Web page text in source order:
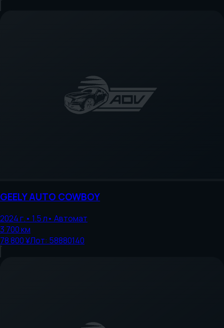
GEELY AUTO COWBOY
2024г.• 1.5л• Автомат
3 700км
78 800 ¥Лот: 58880140